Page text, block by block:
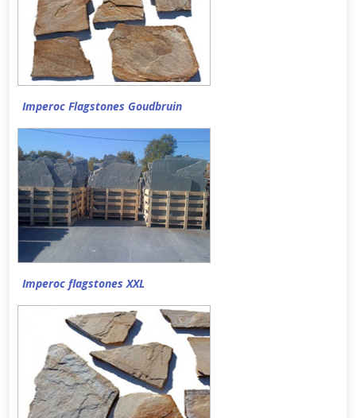
Imperoc Flagstones Goudbruin
Imperoc flagstones XXL